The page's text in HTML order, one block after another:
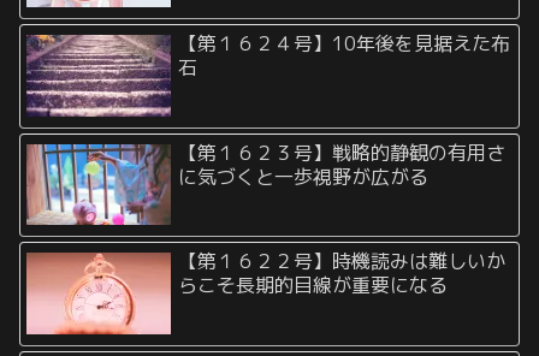
【第１６２４号】10年後を見据えた布
石
【第１６２３号】戦略的静観の有用さ
に気づくと一歩視野が広がる
【第１６２２号】時機読みは難しいか
らこそ長期的目線が重要になる